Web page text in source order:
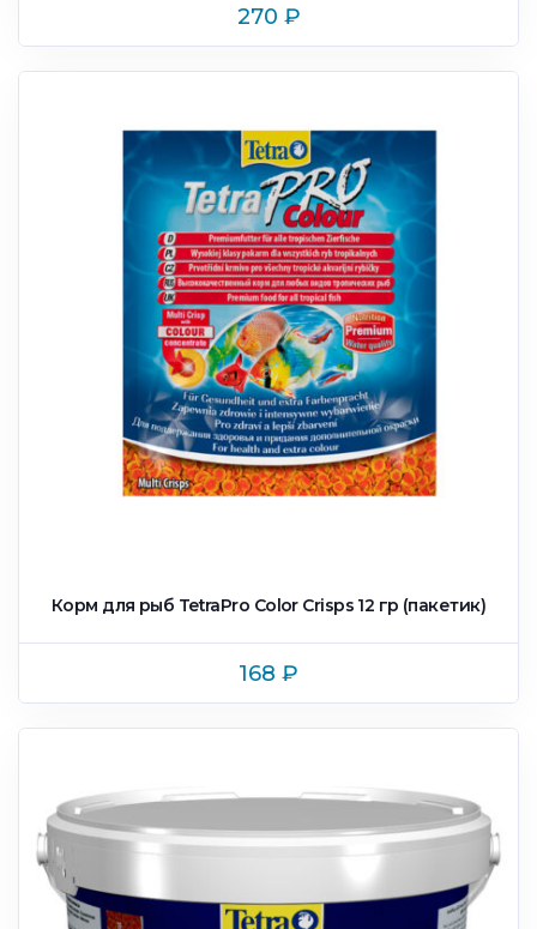
270 ₽
Корм для рыб TetraPro Color Crisps 12 гр (пакетик)
168 ₽